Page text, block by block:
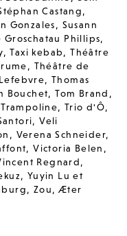
Castang,
Gonzales, Susann
Groschatau Phillips,
,Taxi kebab,Théâtre
, Théâtre de
,Thomas
Bouchet,Tom Brand ,
Trampoline,Trio d'Ô,
,Veli
, Verena Schneider,
,Victoria Belen ,
Regnard,
, Yuyin Lu et
, Zou, Æter